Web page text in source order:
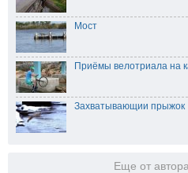
Мост
Приёмы велотриала на
Захватывающии прыжок
Еще от